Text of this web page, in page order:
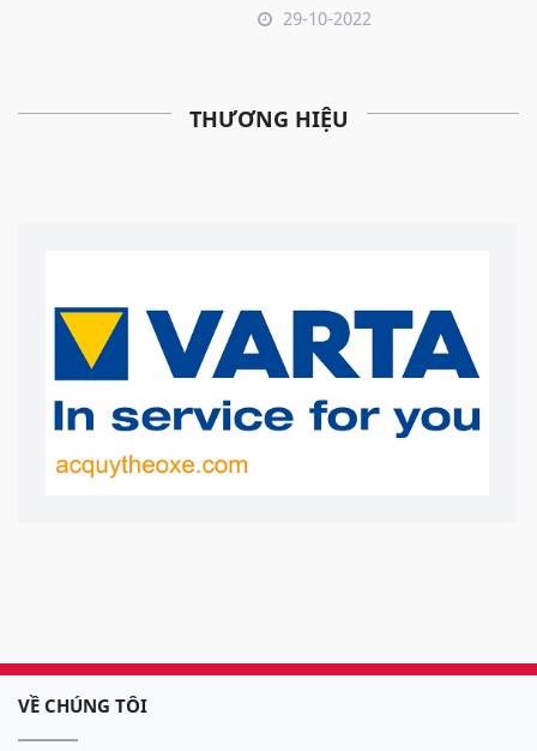
29-10-2022
THƯƠNG HIỆU
VỀ CHÚNG TÔI